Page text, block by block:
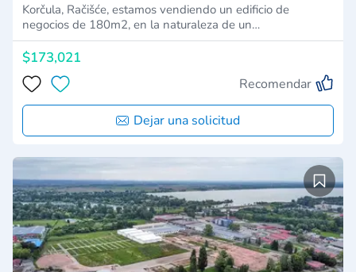
Korčula, Račišće, estamos vendiendo un edificio de
negocios de 180m2, en la naturaleza de un…
$173,021
Recomendar
Dejar una solicitud